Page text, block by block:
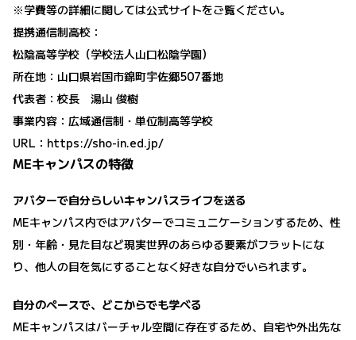
※学費等の詳細に関しては公式サイトをご覧ください。
提携通信制高校：
松陰高等学校（学校法人山口松陰学園）
所在地：山口県岩国市錦町宇佐郷507番地
代表者：校長 湯山 俊樹
事業内容：広域通信制・単位制高等学校
URL： https://sho-in.ed.jp/
MEキャンパスの特徴
アバターで自分らしいキャンパスライフを送る
MEキャンパス内ではアバターでコミュニケーションするため、性
別・年齢・見た目など現実世界のあらゆる要素がフラットにな
り、他人の目を気にすることなく好きな自分でいられます。
自分のペースで、どこからでも学べる
MEキャンパスはバーチャル空間に存在するため、自宅や外出先な